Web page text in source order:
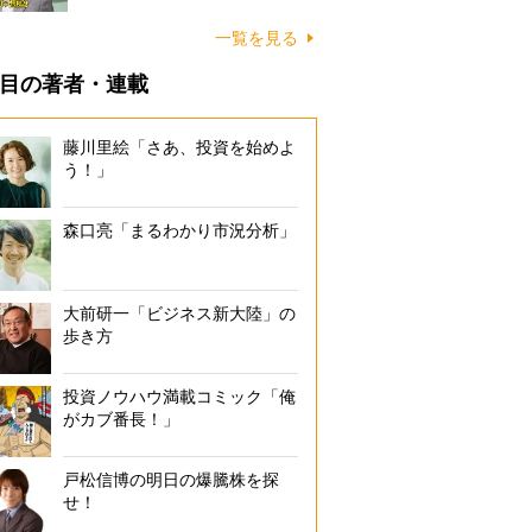
一覧を見る
の著者・連載
藤川里絵「さあ、投資を始めよ
う！」
森口亮「まるわかり市況分析」
大前研一「ビジネス新大陸」の
歩き方
投資ノウハウ満載コミック「俺
がカブ番長！」
戸松信博の明日の爆騰株を探
せ！